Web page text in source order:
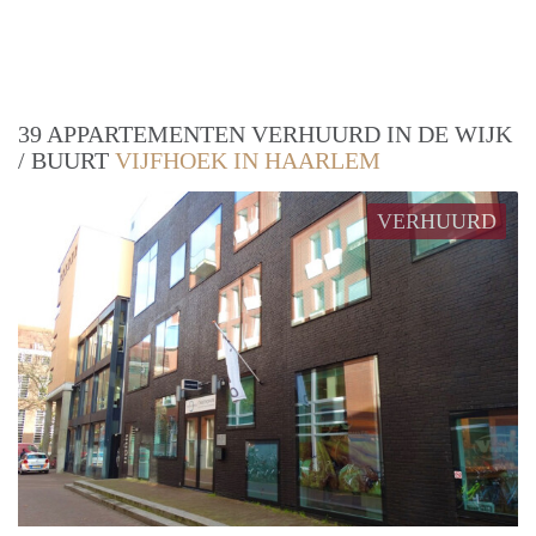
39 APPARTEMENTEN VERHUURD IN DE WIJK
/ BUURT VIJFHOEK IN HAARLEM
VERHUURD